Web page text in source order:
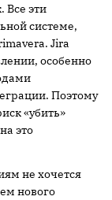
Все эти
системе,
Jira
особенно
Поэтому
«убить»
это
не хочется
нового